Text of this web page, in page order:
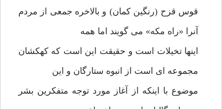
قوس قزح (رنگین کمان) و بالاخره جمعی از مردم
آنرا «راه مکه» می گویند اما همه
اینها تخیلات است و حقیقت این است که کهکشان
مجموعه ای است از انبوه ستارگان و این
موضوع با اینکه از آغاز مورد توجه متفکرین بشر